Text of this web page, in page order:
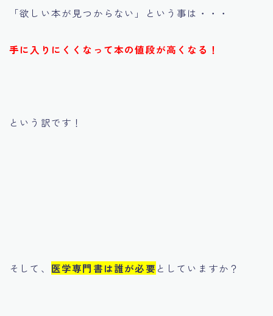
「欲しい本が見つからない」という事は・・・
手に入りにくくなって本の値段が高くなる！
という訳です！
そして、 医学専門書は誰が必要 としていますか？